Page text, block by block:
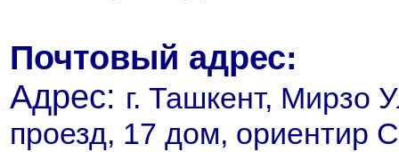
Почтовый адрес:
Адрес: г. Ташкент, Мирзо
проезд, 17 дом, ориентир